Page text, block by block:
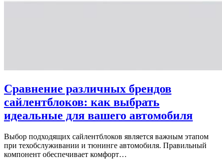
Сравнение различных брендов
сайлентблоков: как выбрать
идеальные для вашего автомобиля
Выбор подходящих сайлентблоков является важным этапом
при техобслуживании и тюнинге автомобиля. Правильный
компонент обеспечивает комфорт…